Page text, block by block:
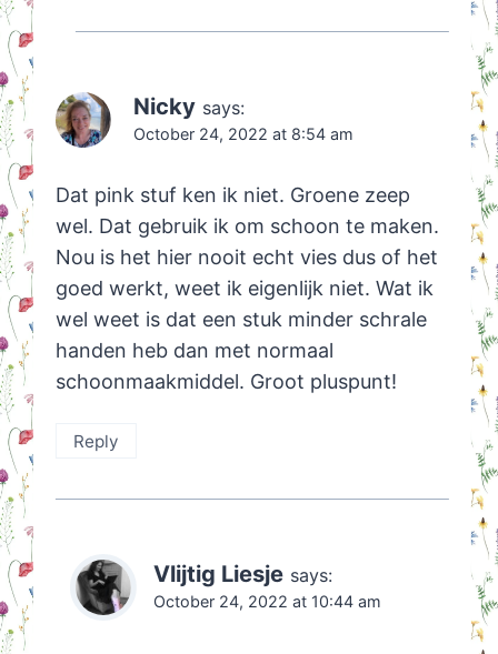
Nicky says:
October 24, 2022 at 8:54 am
Dat pink stuf ken ik niet. Groene zeep
wel. Dat gebruik ik om schoon te maken.
Nou is het hier nooit echt vies dus of het
goed werkt, weet ik eigenlijk niet. Wat ik
wel weet is dat een stuk minder schrale
handen heb dan met normaal
schoonmaakmiddel. Groot pluspunt!
Reply
Vlijtig Liesje says:
October 24, 2022 at 10:44 am